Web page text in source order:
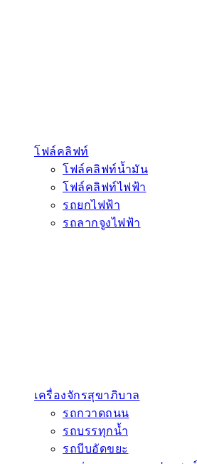
โฟล์คลิฟท์
โฟล์คลิฟท์น้ำมัน
โฟล์คลิฟท์ไฟฟ้า
รถยกไฟฟ้า
รถลากจูงไฟฟ้า
เครื่องจักรสุขาภิบาล
รถกวาดถนน
รถบรรทุกน้ำ
รถบีบอัดขยะ